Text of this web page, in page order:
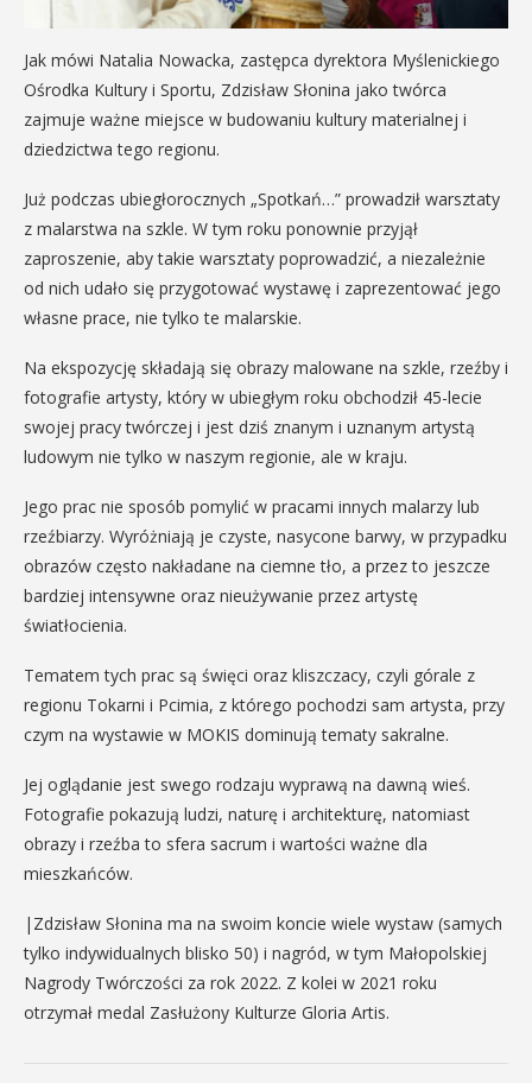
Jak mówi Natalia Nowacka, zastępca dyrektora Myślenickiego
Ośrodka Kultury i Sportu, Zdzisław Słonina jako twórca
zajmuje ważne miejsce w budowaniu kultury materialnej i
dziedzictwa tego regionu.
Już podczas ubiegłorocznych „Spotkań…” prowadził warsztaty
z malarstwa na szkle. W tym roku ponownie przyjął
zaproszenie, aby takie warsztaty poprowadzić, a niezależnie
od nich udało się przygotować wystawę i zaprezentować jego
własne prace, nie tylko te malarskie.
Na ekspozycję składają się obrazy malowane na szkle, rzeźby i
fotografie artysty, który w ubiegłym roku obchodził 45-lecie
swojej pracy twórczej i jest dziś znanym i uznanym artystą
ludowym nie tylko w naszym regionie, ale w kraju.
Jego prac nie sposób pomylić w pracami innych malarzy lub
rzeźbiarzy. Wyróżniają je czyste, nasycone barwy, w przypadku
obrazów często nakładane na ciemne tło, a przez to jeszcze
bardziej intensywne oraz nieużywanie przez artystę
światłocienia.
Tematem tych prac są święci oraz kliszczacy, czyli górale z
regionu Tokarni i Pcimia, z którego pochodzi sam artysta, przy
czym na wystawie w MOKIS dominują tematy sakralne.
Jej oglądanie jest swego rodzaju wyprawą na dawną wieś.
Fotografie pokazują ludzi, naturę i architekturę, natomiast
obrazy i rzeźba to sfera sacrum i wartości ważne dla
mieszkańców.
|Zdzisław Słonina ma na swoim koncie wiele wystaw (samych
tylko indywidualnych blisko 50) i nagród, w tym Małopolskiej
Nagrody Twórczości za rok 2022. Z kolei w 2021 roku
otrzymał medal Zasłużony Kulturze Gloria Artis.